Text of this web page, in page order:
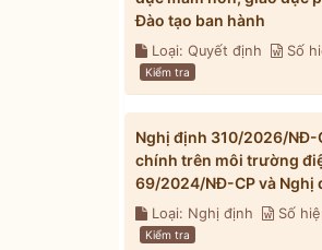
Đào tạo ban hành
Loại: Quyết định Số
Kiểm tra
Nghị định 310/2026/
chính trên môi trường
69/2024/NĐ-CP và Nghị
Loại: Nghị định Số
Kiểm tra